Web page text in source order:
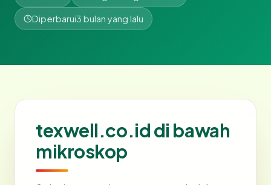
Diperbarui3 bulan yang lalu
texwell.co.id di bawah
mikroskop